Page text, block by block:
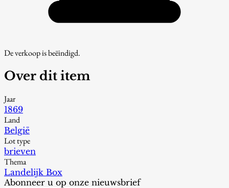
De verkoop is beëindigd.
Over dit item
Jaar
1869
Land
België
Lot type
brieven
Thema
Landelijk Box
Abonneer u op onze nieuwsbrief